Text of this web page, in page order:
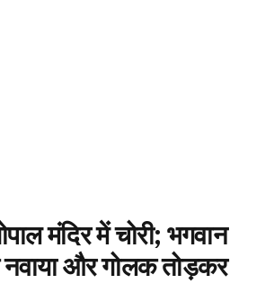
मंदिर में चोरी; भगवान
और गोलक तोड़कर